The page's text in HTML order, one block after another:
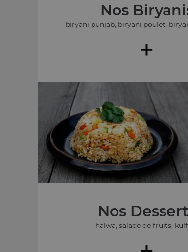
Nos
biryani punjab, biryani poulet,
+
Nos
halwa, salade de fruits,